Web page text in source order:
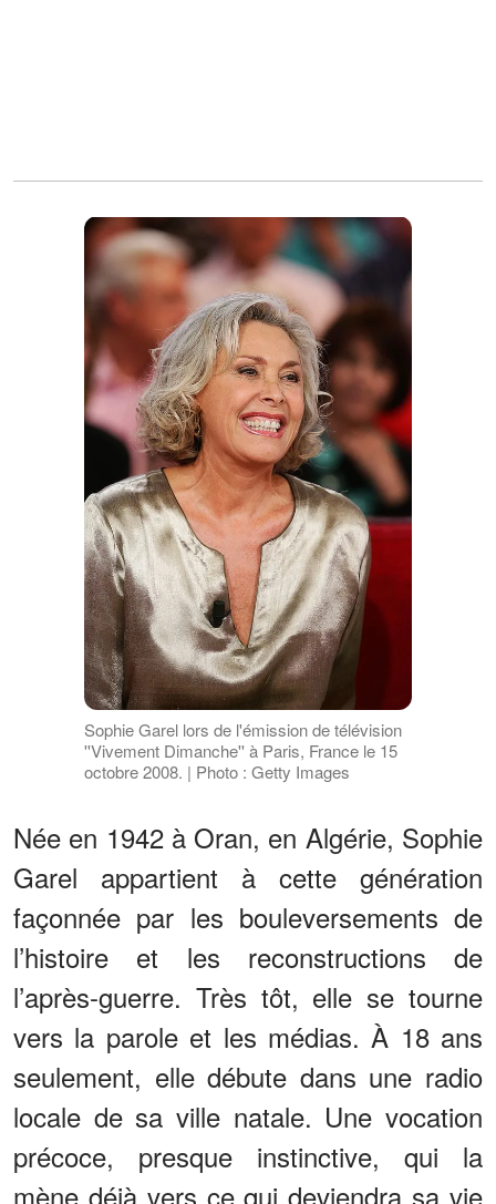
Sophie Garel lors de l'émission de télévision
''Vivement Dimanche'' à Paris, France le 15
octobre 2008. | Photo : Getty Images
Née en 1942 à Oran, en Algérie, Sophie
Garel appartient à cette génération
façonnée par les bouleversements de
l’histoire et les reconstructions de
l’après-guerre. Très tôt, elle se tourne
vers la parole et les médias. À 18 ans
seulement, elle débute dans une radio
locale de sa ville natale. Une vocation
précoce, presque instinctive, qui la
mène déjà vers ce qui deviendra sa vie